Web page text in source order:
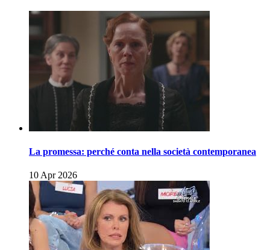
La promessa: perché conta nella società contemporanea
10 Apr 2026